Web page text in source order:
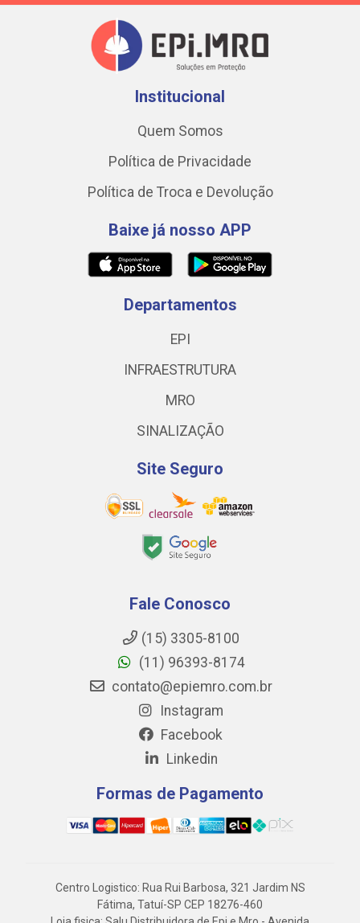
Institucional
Quem Somos
Política de Privacidade
Política de Troca e Devolução
Baixe já nosso APP
Departamentos
EPI
INFRAESTRUTURA
MRO
SINALIZAÇÃO
Site Seguro
Fale Conosco
(15) 3305-8100
(11) 96393-8174
contato@epiemro.com.br
Instagram
Facebook
Linkedin
Formas de Pagamento
Centro Logistico: Rua Rui Barbosa, 321 Jardim NS
Fátima, Tatuí-SP CEP 18276-460